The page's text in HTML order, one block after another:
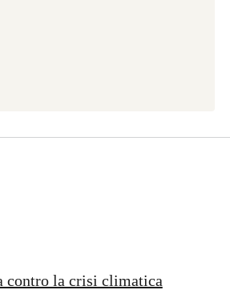
contro la crisi climatica